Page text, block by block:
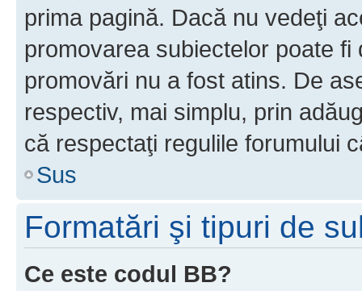
prima pagină. Dacă nu vedeţi
promovarea subiectelor poate
promovări nu a fost atins. De
respectiv, mai simplu, prin
că respectaţi regulile forumului
Sus
Formatări şi tipuri de
Ce este codul BB?